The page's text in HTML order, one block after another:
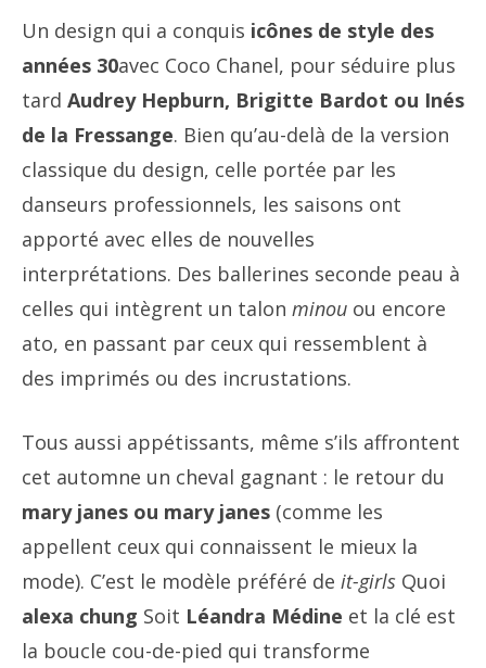
Un design qui a conquis icônes de style des
années 30avec Coco Chanel, pour séduire plus
tard Audrey Hepburn, Brigitte Bardot ou Inés
de la Fressange. Bien qu’au-delà de la version
classique du design, celle portée par les
danseurs professionnels, les saisons ont
apporté avec elles de nouvelles
interprétations. Des ballerines seconde peau à
celles qui intègrent un talon minou ou encore
ato, en passant par ceux qui ressemblent à
des imprimés ou des incrustations.
Tous aussi appétissants, même s’ils affrontent
cet automne un cheval gagnant : le retour du
mary janes ou mary janes (comme les
appellent ceux qui connaissent le mieux la
mode). C’est le modèle préféré de it-girls Quoi
alexa chung Soit Léandra Médine et la clé est
la boucle cou-de-pied qui transforme